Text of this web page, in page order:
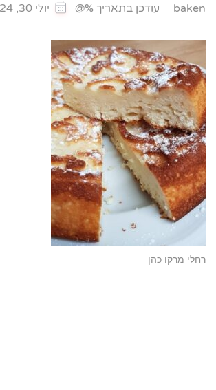
baken עודכן בתאריך %@ יולי 30, 2024
רחלי מרקו כהן